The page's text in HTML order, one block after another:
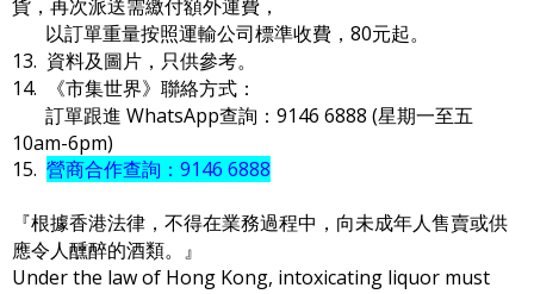
貨，再次派送需繳付額外運費，
以訂單重量按照運輸公司標準收費，80元起。
13. 資料及圖片，只供參考。
14. 《市集世界》聯絡方式：
訂單跟進 WhatsApp查詢：9146 6888 (星期一至五
10am-6pm)
15. 營商合作查詢：9146 6888
『根據香港法律，不得在業務過程中，向未成年人售賣或供
應令人醺醉的酒類。』
Under the law of Hong Kong, intoxicating liquor must